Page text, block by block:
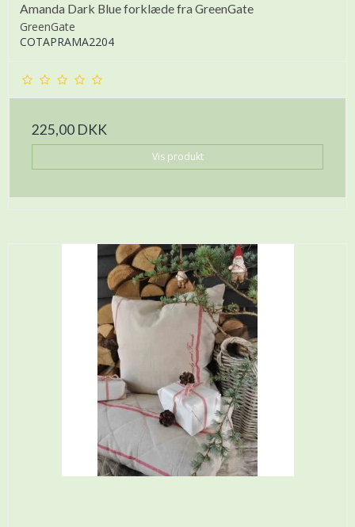
Amanda Dark Blue forklæde fra GreenGate
GreenGate
COTAPRAMA2204
225,00 DKK
Vis produkt